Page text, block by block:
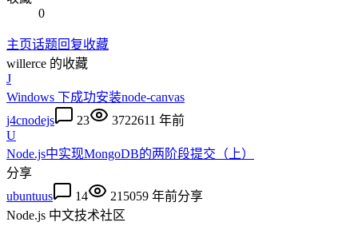
0
主页话题回复收藏
willerce 的收藏
J
Windows 下成功安装node-canvas
j4cnodejs
23 3722611 年前
U
Node.js中实现MongoDB的两阶段提交（上）
分享
ubuntuus
14 215059 年前分享
Node.js 中文技术社区